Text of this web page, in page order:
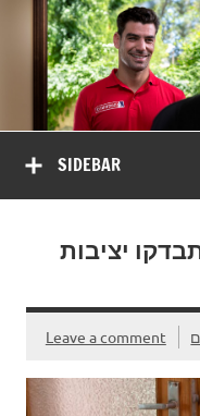
בלוג
SIDEBAR
יציבות
Leave a comment